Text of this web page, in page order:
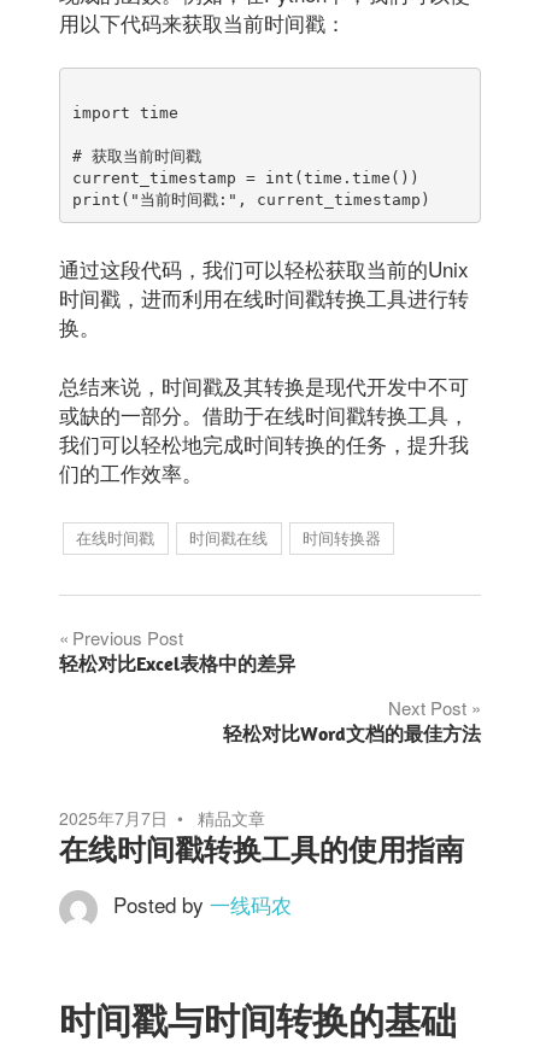
用以下代码来获取当前时间戳：
import time
# 获取当前时间戳
current_timestamp = int(time.time())
通过这段代码，我们可以轻松获取当前的Unix
时间戳，进而利用在线时间戳转换工具进行转
换。
总结来说，时间戳及其转换是现代开发中不可
或缺的一部分。借助于在线时间戳转换工具，
我们可以轻松地完成时间转换的任务，提升我
们的工作效率。
在线时间戳 时间戳在线 时间转换器
文
航
Previous Post
轻松对比Excel表格中的差异
Next Post
轻松对比Word文档的最佳方法
2025年7月7日 精品文章
在线时间戳转换工具的使用指南
Posted by 一线码农
时间戳与时间转换的基础